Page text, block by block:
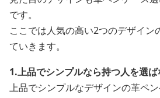
です。
ここでは人気の高い2つのデザイン
ていきます。
1.上品でシンプルなら持つ人を選
上品でシンプルなデザインの革ペ